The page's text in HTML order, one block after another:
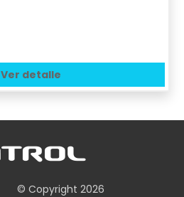
Ver detalle
© Copyright 2026